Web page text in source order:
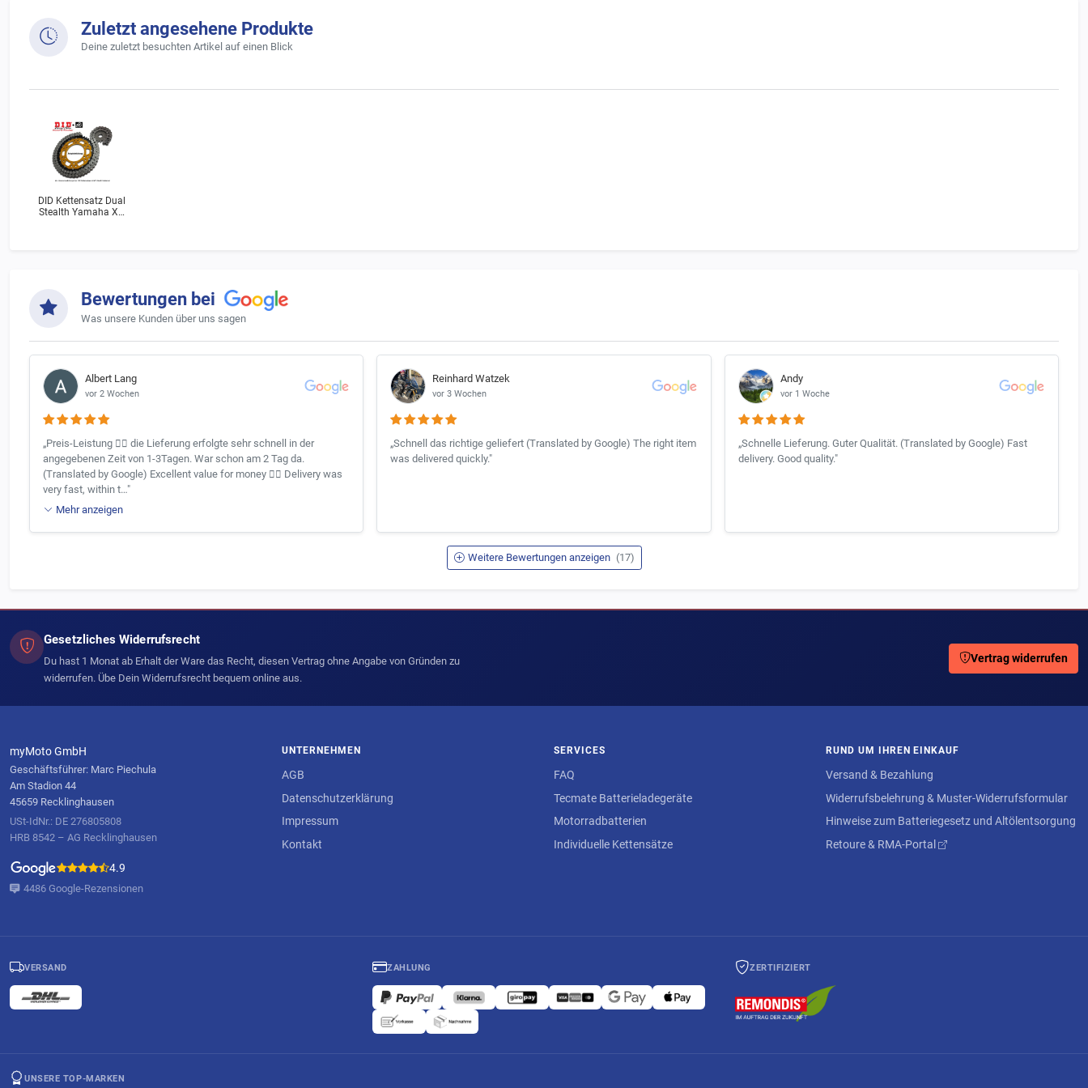
Zuletzt angesehene Produkte
Deine zuletzt besuchten Artikel auf einen Blick
DID Kettensatz Dual
Stealth Yamaha XV
Bewertungen bei
Was unsere Kunden über uns sagen
Albert Lang
vor 2 Wochen
„Preis-Leistung 👍🏻 die Lieferung erfolgte sehr schnell in der
angegebenen Zeit von 1-3Tagen. War schon am 2 Tag da.
(Translated by Google) Excellent value for money 👍🏻 Delivery was
very fast, within t…"
Mehr anzeigen
Reinhard Watzek
vor 3 Wochen
„Schnell das richtige geliefert (Translated by Google) The right item
was delivered quickly."
Andy
vor 1 Woche
„Schnelle Lieferung. Guter Qualität. (Translated by Google) Fast
delivery. Good quality."
Weitere Bewertungen anzeigen (17)
Gesetzliches Widerrufsrecht
Du hast 1 Monat ab Erhalt der Ware das Recht, diesen Vertrag ohne Angabe von Gründen zu
widerrufen. Übe Dein Widerrufsrecht bequem online aus.
Vertrag widerrufen
myMoto GmbH
Geschäftsführer: Marc Piechula
Am Stadion 44
45659 Recklinghausen
USt-IdNr.: DE 276805808
HRB 8542 – AG Recklinghausen
4.9
4486 Google-Rezensionen
UNTERNEHMEN
AGB
Datenschutzerklärung
Impressum
Kontakt
SERVICES
FAQ
Tecmate Batterieladegeräte
Motorradbatterien
Individuelle Kettensätze
RUND UM IHREN EINKAUF
Versand & Bezahlung
Widerrufsbelehrung & Muster-Widerrufsformular
Hinweise zum Batteriegesetz und Altölentsorgung
Retoure & RMA-Portal
VERSAND ZAHLUNG ZERTIFIZIERT
UNSERE TOP-MARKEN